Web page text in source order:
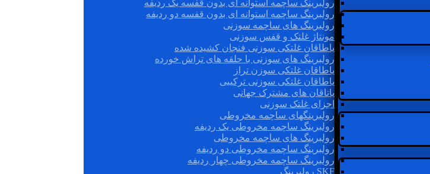
رولبرینگ ساچمه استوانه ای بدون قفسه یک ردیفه
رولبرینگ ساچمه استوانه ای بدون قفسه دو ردیفه
رولبرینگ های ساچمه سوزنی
مونتاژ غلتک و قفس سوزنی
یاطاقان غلتکی سوزنی فنجان کشیده شده
رولبرینگ های سوزنی با حلقه های تراش خورده
یاطاقان غلتکی سوزن تراز
یاطاقان غلتکی سوزنی ترکیبی
یاتاقان های مشترک جهانی
اجزای غلتک سوزنی
رولبرینگهای ساچمه مخروطی
رولبرینگ ساچمه مخروطی یک ردیفه
رولبرینگ های ساچمه مخروطی
رولبرینگ ساچمه مخروطی دو ردیفه
رولبرینگ ساچمه مخروطی چهار ردیفه
SKF رولبرینگ